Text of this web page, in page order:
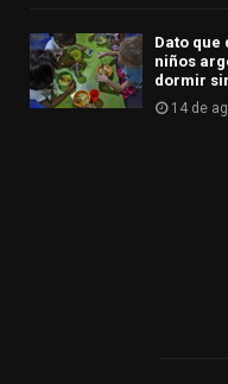
Dato que
niños
dormir
14 de